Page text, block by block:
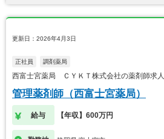
更新日：2026年4月3日
正社員 調剤薬局
西富士宮薬局 ＣＹＫＴ株式会社の薬剤師求人
管理薬剤師（西富士宮薬局）
給与 【年収】600万円